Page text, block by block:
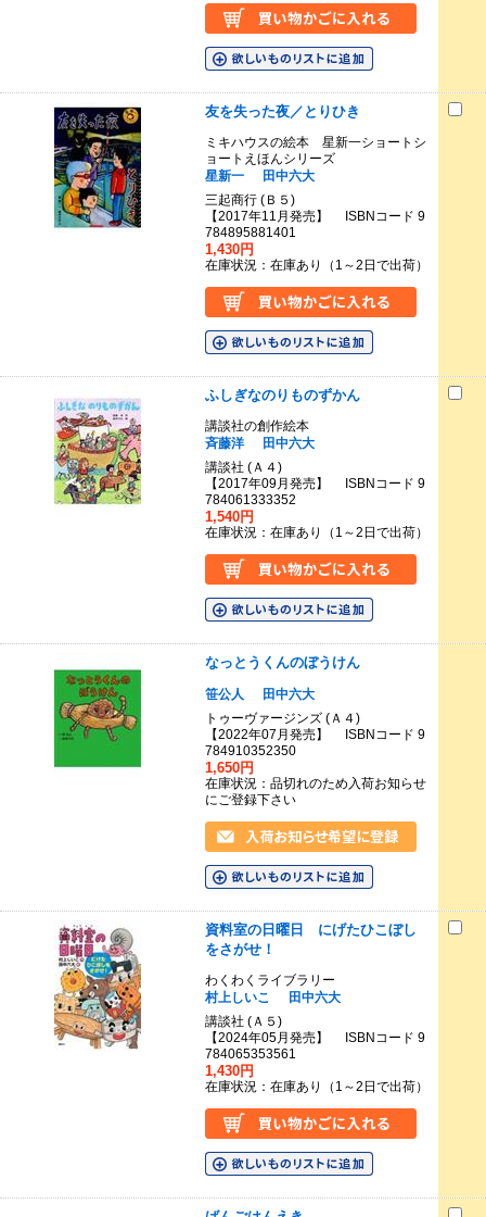
友を失った夜／とりひき
ミキハウスの絵本 星新一ショートシ
ョートえほんシリーズ
星新一
田中六大
三起商行 (Ｂ５)
【2017年11月発売】 ISBNコード 9
784895881401
1,430円
在庫状況：在庫あり（1～2日で出荷）
ふしぎなのりものずかん
講談社の創作絵本
斉藤洋
田中六大
講談社 (Ａ４)
【2017年09月発売】 ISBNコード 9
784061333352
1,540円
在庫状況：在庫あり（1～2日で出荷）
なっとうくんのぼうけん
笹公人
田中六大
トゥーヴァージンズ (Ａ４)
【2022年07月発売】 ISBNコード 9
784910352350
1,650円
在庫状況：品切れのため入荷お知らせ
にご登録下さい
資料室の日曜日 にげたひこぼし
をさがせ！
わくわくライブラリー
村上しいこ
田中六大
講談社 (Ａ５)
【2024年05月発売】 ISBNコード 9
784065353561
1,430円
在庫状況：在庫あり（1～2日で出荷）